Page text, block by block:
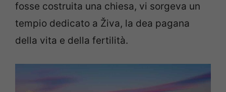
fosse costruita una chiesa, vi sorgeva un
tempio dedicato a Živa, la dea pagana
della vita e della fertilità.